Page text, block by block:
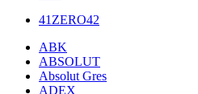
41ZERO42
ABK
ABSOLUT
Absolut Gres
ADEX